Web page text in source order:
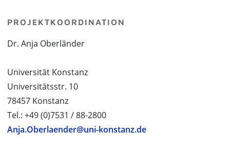
PROJEKTKOORDINATION
Dr. Anja Oberländer
Universität Konstanz
Universitätsstr. 10
78457 Konstanz
Tel.: +49 (0)7531 / 88-2800
Anja.Oberlaender@uni-konstanz.de